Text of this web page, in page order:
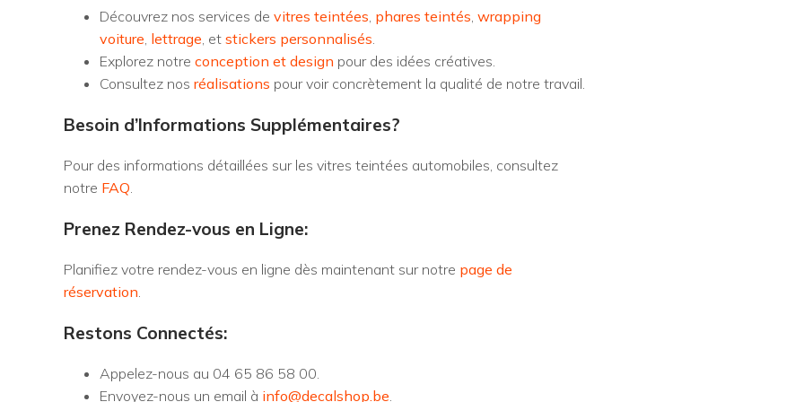
Découvrez nos services de vitres teintées phares teintés wrapping
voiture lettrage , et stickers personnalisés
Explorez notre conception et design pour des idées créatives.
Consultez nos réalisations pour voir concrètement la qualité de notre travail.
Besoin d’Informations Supplémentaires?
Pour des informations détaillées sur les vitres teintées automobiles, consultez
notre FAQ
Prenez Rendez-vous en Ligne:
Planifiez votre rendez-vous en ligne dès maintenant sur notre page de
réservation
Restons Connectés:
Appelez-nous au 04 65 86 58 00.
Envoyez-nous un email à info@decalshop.be